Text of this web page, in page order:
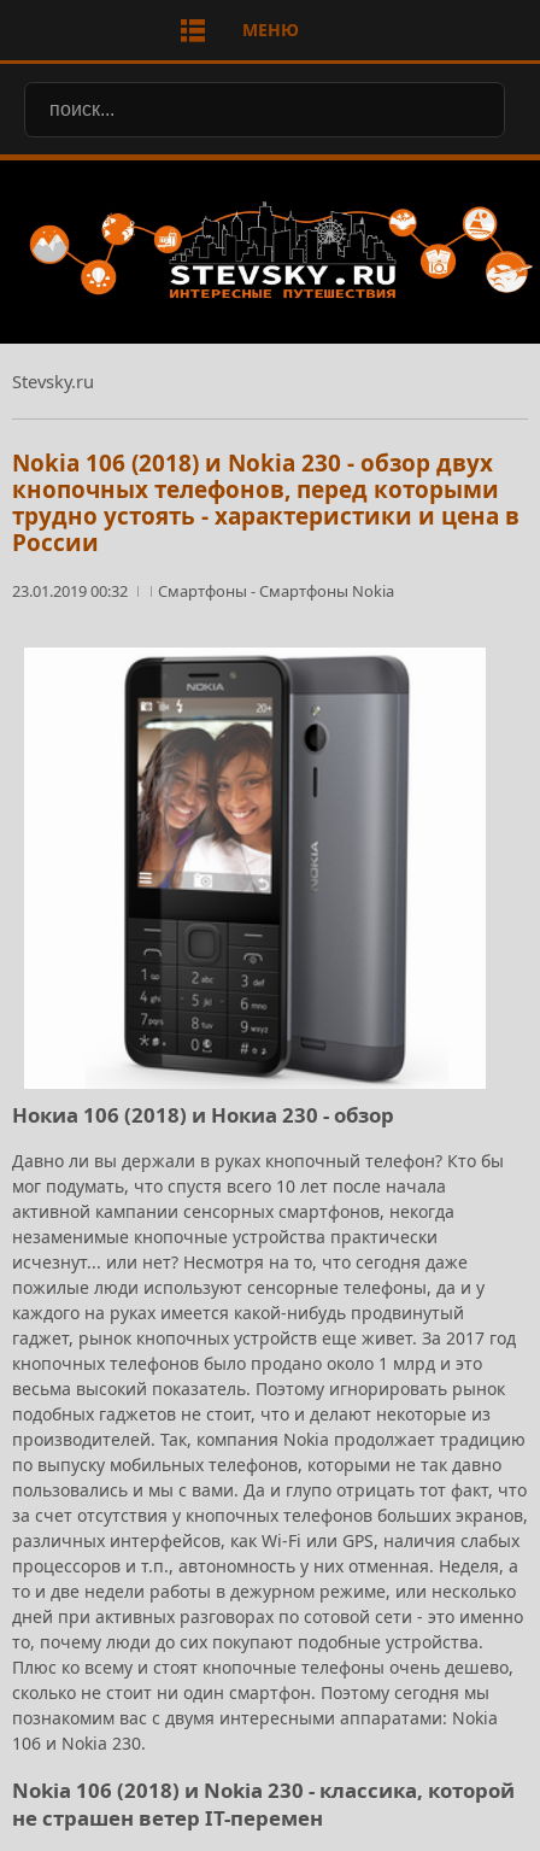
МЕНЮ
Stevsky.ru
Nokia 106 (2018) и Nokia 230 - обзор двух
кнопочных телефонов, перед которыми
трудно устоять - характеристики и цена в
России
23.01.2019 00:32 Смартфоны -Смартфоны Nokia
Нокиа 106 (2018) и Нокиа 230 - обзор
Давно ли вы держали в руках кнопочный телефон? Кто бы
мог подумать, что спустя всего 10 лет после начала
активной кампании сенсорных смартфонов, некогда
незаменимые кнопочные устройства практически
исчезнут... или нет? Несмотря на то, что сегодня даже
пожилые люди используют сенсорные телефоны, да и у
каждого на руках имеется какой-нибудь продвинутый
гаджет, рынок кнопочных устройств еще живет. За 2017 год
кнопочных телефонов было продано около 1 млрд и это
весьма высокий показатель. Поэтому игнорировать рынок
подобных гаджетов не стоит, что и делают некоторые из
производителей. Так, компания Nokia продолжает традицию
по выпуску мобильных телефонов, которыми не так давно
пользовались и мы с вами. Да и глупо отрицать тот факт, что
за счет отсутствия у кнопочных телефонов больших экранов,
различных интерфейсов, как Wi-Fi или GPS, наличия слабых
процессоров и т.п., автономность у них отменная. Неделя, а
то и две недели работы в дежурном режиме, или несколько
дней при активных разговорах по сотовой сети - это именно
то, почему люди до сих покупают подобные устройства.
Плюс ко всему и стоят кнопочные телефоны очень дешево,
сколько не стоит ни один смартфон. Поэтому сегодня мы
познакомим вас с двумя интересными аппаратами: Nokia
106 и Nokia 230.
Nokia 106 (2018) и Nokia 230 - классика, которой
не страшен ветер IT-перемен